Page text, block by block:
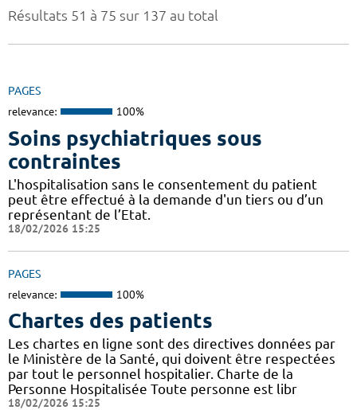
Résultats 51 à 75 sur 137 au total
PAGES
relevance: 100%
Soins psychiatriques sous
contraintes
L'hospitalisation sans le consentement du patient
peut être effectué à la demande d'un tiers ou d’un
représentant de l’Etat.
18/02/2026 15:25
PAGES
relevance: 100%
Chartes des patients
Les chartes en ligne sont des directives données par
le Ministère de la Santé, qui doivent être respectées
par tout le personnel hospitalier. Charte de la
Personne Hospitalisée Toute personne est libr
18/02/2026 15:25